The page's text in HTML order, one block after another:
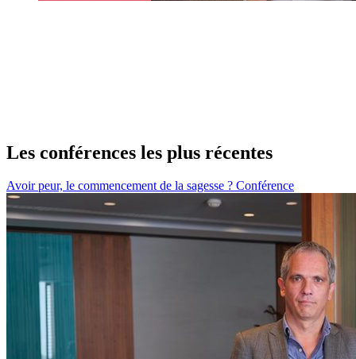
Les conférences les plus récentes
Avoir peur, le commencement de la sagesse ? Conférence